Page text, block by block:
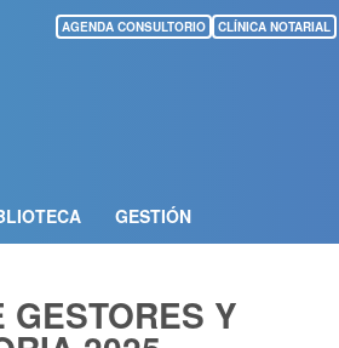
AGENDA CONSULTORIO CLÍNICA NOTARIAL
GESTIÓN
Y